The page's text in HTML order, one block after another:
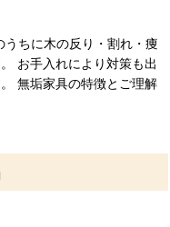
ちに木の反り・割れ・痩
お手入れにより対策も出
無垢家具の特徴とご理解